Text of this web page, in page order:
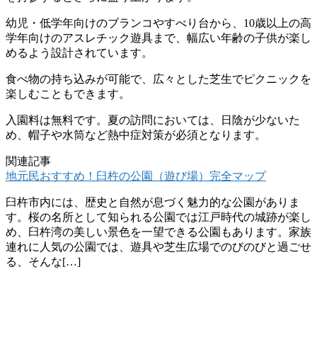
幼児・低学年向けのブランコやすべり台から、10歳以上の高
学年向けのアスレチック遊具まで、幅広い年齢の子供が楽し
めるよう設計されています。
食べ物の持ち込みが可能で、広々とした芝生でピクニックを
楽しむこともできます。
入園料は無料です。夏の訪問においては、日陰が少ないた
め、帽子や水筒など熱中症対策が必須となります。
関連記事
地元民おすすめ！臼杵の公園（遊び場）完全マップ
臼杵市内には、歴史と自然が息づく魅力的な公園がありま
す。桜の名所として知られる公園では江戸時代の城跡が楽し
め、臼杵湾の美しい景色を一望できる公園もあります。家族
連れに人気の公園では、遊具や芝生広場でのびのびと過ごせ
る、そんな[…]